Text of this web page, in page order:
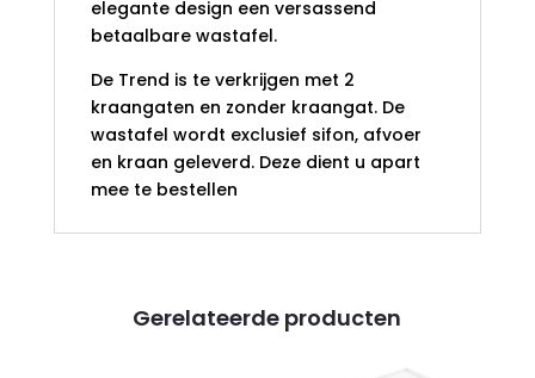
elegante design een versassend
betaalbare wastafel.
De Trend is te verkrijgen met 2
kraangaten en zonder kraangat. De
wastafel wordt exclusief sifon, afvoer
en kraan geleverd. Deze dient u apart
mee te bestellen
Gerelateerde producten